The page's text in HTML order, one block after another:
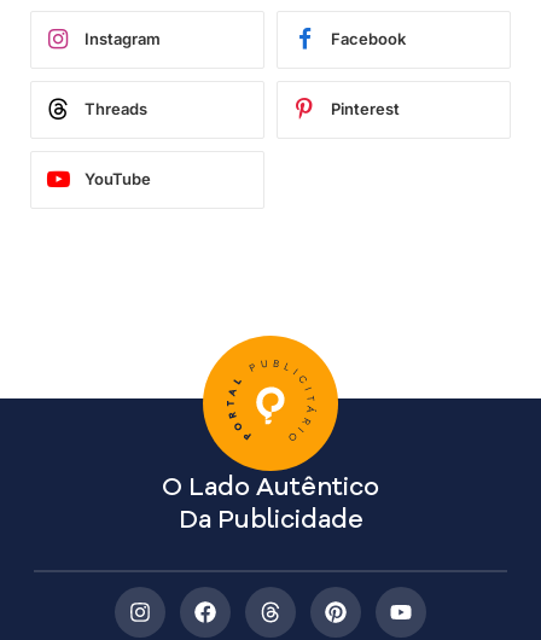
Instagram Facebook
Threads Pinterest
YouTube
O Lado Autêntico
Da Publicidade